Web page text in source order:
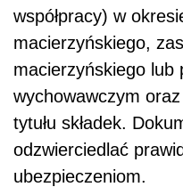
współpracy) w
macierzyńskiego,
macierzyńskiego lub
wychowawczym
tytułu składek.
odzwierciedlać
ubezpieczeniom.